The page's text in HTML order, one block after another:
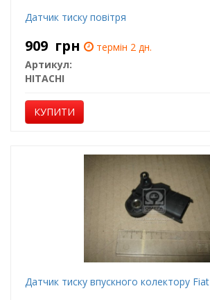
Датчик тиску повітря
909 грн
термін 2 дн.
Артикул:
HITACHI
КУПИТИ
Датчик тиску впускного колектору Fiat